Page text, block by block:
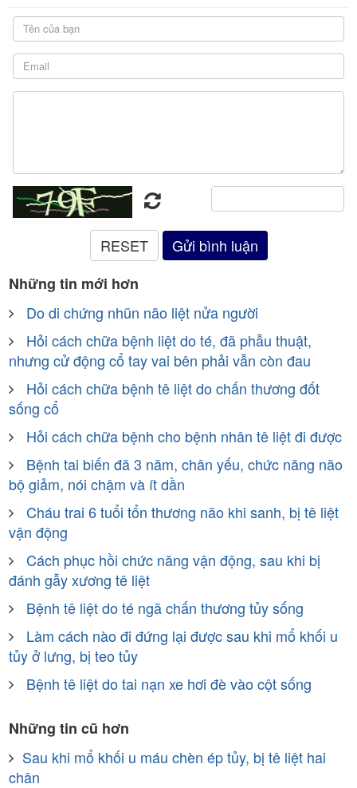
Những tin mới hơn
Do di chứng nhũn não liệt nửa người
Hỏi cách chữa bệnh liệt do té, đã phẫu thuật,
nhưng cử động cổ tay vai bên phải vẫn còn đau
Hỏi cách chữa bệnh tê liệt do chấn thương đốt
sống cổ
Hỏi cách chữa bệnh cho bệnh nhân tê liệt đi được
Bệnh tai biến đã 3 năm, chân yếu, chức năng não
bộ giảm, nói chậm và ít dần
Cháu trai 6 tuổi tổn thương não khi sanh, bị tê liệt
vận động
Cách phục hồi chức năng vận động, sau khi bị
đánh gẫy xương tê liệt
Bệnh tê liệt do té ngã chấn thương tủy sống
Làm cách nào đi đứng lại được sau khi mổ khối u
tủy ở lưng, bị teo tủy
Bệnh tê liệt do tai nạn xe hơi đè vào cột sống
Những tin cũ hơn
Sau khi mổ khối u máu chèn ép tủy, bị tê liệt hai
chân